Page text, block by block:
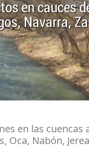
en cauces
Navarra,
en las cuencas
Oca, Nabón,